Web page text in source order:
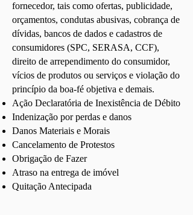
fornecedor, tais como ofertas, publicidade,
orçamentos, condutas abusivas, cobrança de
dívidas, bancos de dados e cadastros de
consumidores (SPC, SERASA, CCF),
direito de arrependimento do consumidor,
vícios de produtos ou serviços e violação do
princípio da boa-fé objetiva e demais.
Ação Declaratória de Inexistência de Débito
Indenização por perdas e danos
Danos Materiais e Morais
Cancelamento de Protestos
Obrigação de Fazer
Atraso na entrega de imóvel
Quitação Antecipada